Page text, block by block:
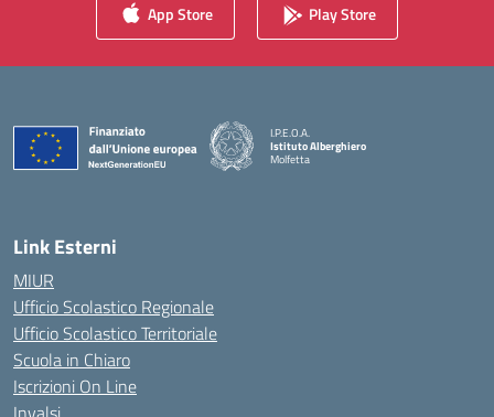
App Store Play Store
I.P.E.O.A.
Istituto Alberghiero
Molfetta
Link Esterni
MIUR
Ufficio Scolastico Regionale
Ufficio Scolastico Territoriale
Scuola in Chiaro
Iscrizioni On Line